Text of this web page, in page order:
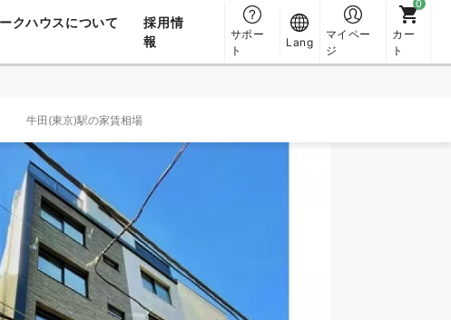
クハウスについて
採用情
報
サポー
ト
Lang
マイペー
ジ
カー
ト
牛田(東京)駅の家賃相場